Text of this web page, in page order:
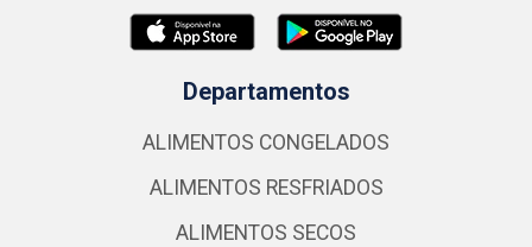
Departamentos
ALIMENTOS CONGELADOS
ALIMENTOS RESFRIADOS
ALIMENTOS SECOS